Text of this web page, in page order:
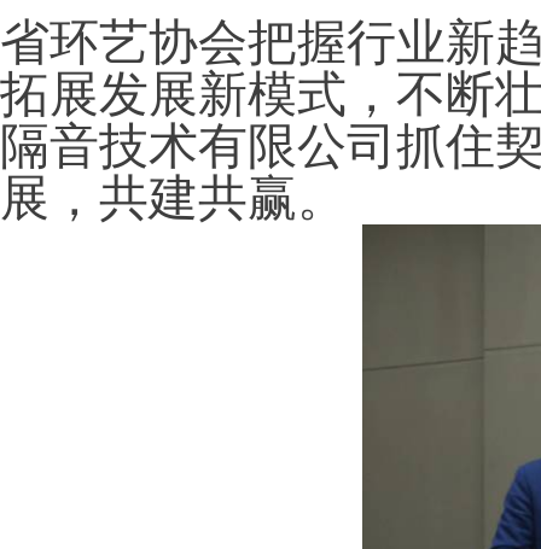
省环艺协会把握行业新
拓展发展新模式，不断
隔音技术有限公司抓住
展，共建共赢。